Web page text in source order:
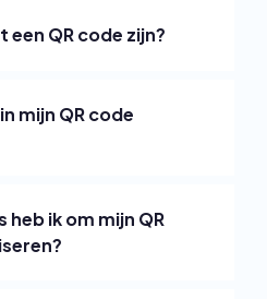
QR code zijn?
mijn QR code
ik om mijn QR